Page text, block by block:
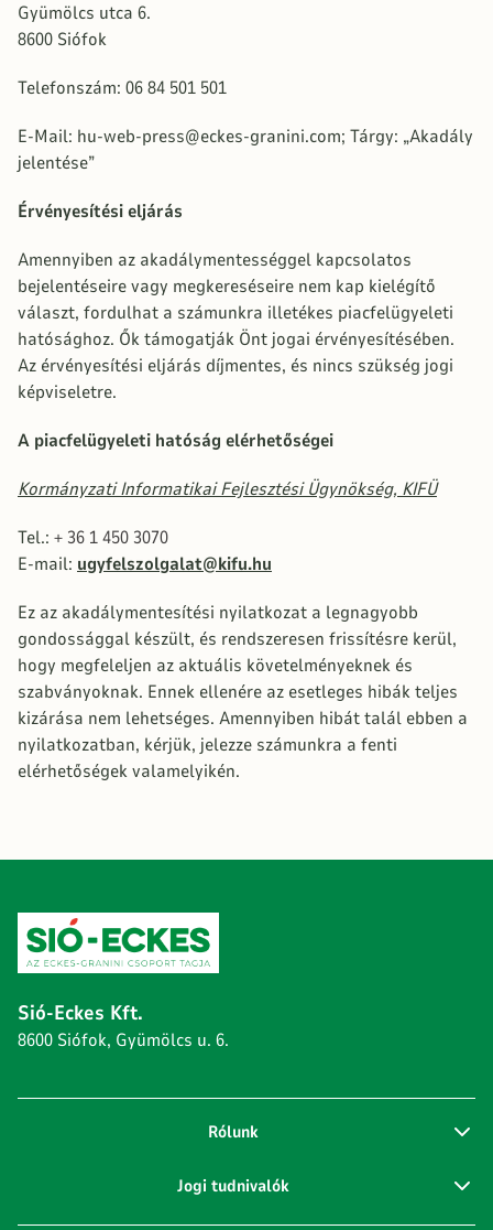
Gyümölcs utca 6.
8600 Siófok
Telefonszám: 06 84 501 501
E-Mail: hu-web-press@eckes-granini.com; Tárgy: „Akadály
jelentése”
Érvényesítési eljárás
Amennyiben az akadálymentességgel kapcsolatos
bejelentéseire vagy megkereséseire nem kap kielégítő
választ, fordulhat a számunkra illetékes piacfelügyeleti
hatósághoz. Ők támogatják Önt jogai érvényesítésében.
Az érvényesítési eljárás díjmentes, és nincs szükség jogi
képviseletre.
A piacfelügyeleti hatóság elérhetőségei
Kormányzati Informatikai Fejlesztési Ügynökség, KIFÜ
Tel.: + 36 1 450 3070
E-mail: ugyfelszolgalat@kifu.hu
Ez az akadálymentesítési nyilatkozat a legnagyobb
gondossággal készült, és rendszeresen frissítésre kerül,
hogy megfeleljen az aktuális követelményeknek és
szabványoknak. Ennek ellenére az esetleges hibák teljes
kizárása nem lehetséges. Amennyiben hibát talál ebben a
nyilatkozatban, kérjük, jelezze számunkra a fenti
elérhetőségek valamelyikén.
Sió-Eckes Kft.
8600 Siófok, Gyümölcs u. 6.
Rólunk
Jogi tudnivalók